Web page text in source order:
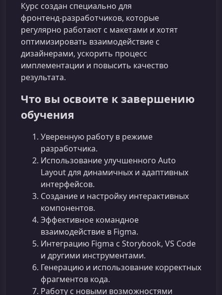
Курс создан специально для
фронтенд‑разработчиков, которые
регулярно работают с макетами и хотят
оптимизировать взаимодействие с
дизайнерами, ускорить процесс
имплементации и повысить качество
результата.
Что вы освоите к завершению
обучения
Уверенную работу в режиме
разработчика.
Использование улучшенного Auto
Layout для динамичных и адаптивных
интерфейсов.
Создание и настройку интерактивных
компонентов.
Эффективное командное
взаимодействие в Figma.
Интеграцию Figma с Storybook, VS Code
и другими инструментами.
Генерацию и использование корректных
фрагментов кода.
Работу с новыми возможностями